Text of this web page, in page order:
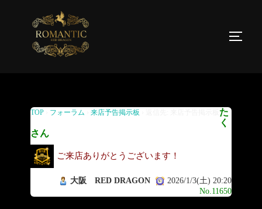
返信先: 来店予告掲示板
TOP フォーラム 来店予告掲示板
た
く
さん
ご来店ありがとうございます！
大阪 RED DRAGON
2026/1/3(土) 20:20
No.11650